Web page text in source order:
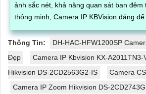
ảnh sắc nét, khả năng quan sát ban đêm
thông minh, Camera IP KBVision đáng
Thông Tin:
DH-HAC-HFW1200SP
Đẹp
Camera IP Kbvision KX-A2011TN3-
Hikvision DS-2CD2563G2-IS
Camera
Camera IP Zoom Hikvision DS-